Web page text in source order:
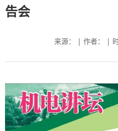
告会
来源： | 作者： |